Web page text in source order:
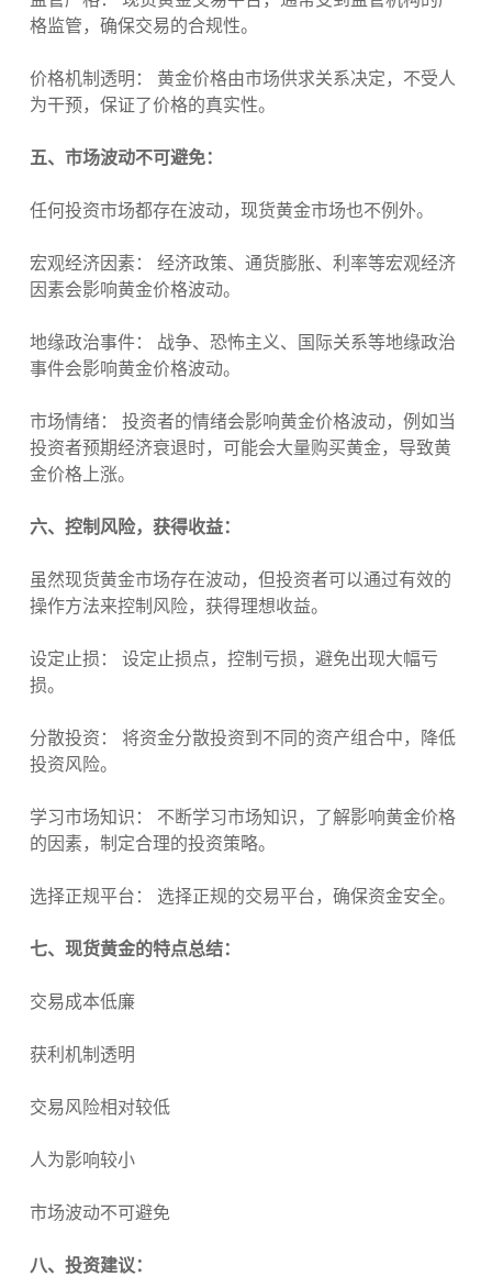
格监管，确保交易的合规性。
价格机制透明： 黄金价格由市场供求关系决定，不受人
为干预，保证了价格的真实性。
五、市场波动不可避免：
任何投资市场都存在波动，现货黄金市场也不例外。
宏观经济因素： 经济政策、通货膨胀、利率等宏观经济
因素会影响黄金价格波动。
地缘政治事件： 战争、恐怖主义、国际关系等地缘政治
事件会影响黄金价格波动。
市场情绪： 投资者的情绪会影响黄金价格波动，例如当
投资者预期经济衰退时，可能会大量购买黄金，导致黄
金价格上涨。
六、控制风险，获得收益：
虽然现货黄金市场存在波动，但投资者可以通过有效的
操作方法来控制风险，获得理想收益。
设定止损： 设定止损点，控制亏损，避免出现大幅亏
损。
分散投资： 将资金分散投资到不同的资产组合中，降低
投资风险。
学习市场知识： 不断学习市场知识，了解影响黄金价格
的因素，制定合理的投资策略。
选择正规平台： 选择正规的交易平台，确保资金安全。
七、现货黄金的特点总结：
交易成本低廉
获利机制透明
交易风险相对较低
人为影响较小
市场波动不可避免
八、投资建议：